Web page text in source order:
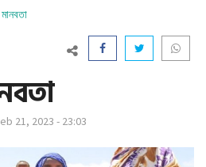
21, 2023 - 23:03